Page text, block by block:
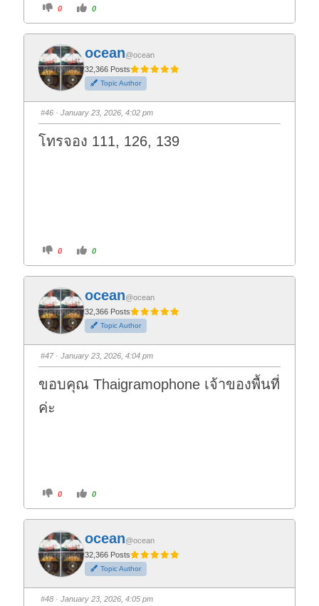
C
i
k
f
o
r
t
h
u
m
b
d
o
n
.
0
C
i
k
o
r
t
h
u
m
b
u
p
0
ocean@ocean
32,366 Posts
Topic Author
#46 · January 23, 2026, 4:02 pm
โทรจอง 111, 126, 139
C
i
f
o
r
t
h
u
m
d
o
n
.
0
C
i
o
t
h
u
m
u
p
0
ocean@ocean
32,366 Posts
Topic Author
#47· January 23, 2026, 4:04 pm
ขอบคุณ Thaigramophone เจ้าของพื้นที่
ค่ะ
C
i
k
f
o
r
t
h
u
m
d
0
C
i
k
o
r
t
h
u
m
u
0
ocean@ocean
32,366 Posts
Topic Author
#48 · January 23, 2026, 4:05 pm